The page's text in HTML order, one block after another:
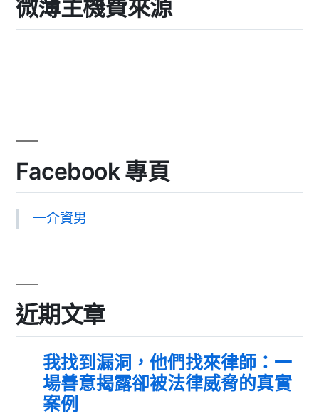
微薄主機費來源
Facebook 專頁
一介資男
近期文章
我找到漏洞，他們找來律師：一
場善意揭露卻被法律威脅的真實
案例